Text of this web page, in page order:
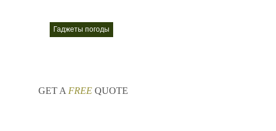
гаджеты погоды
GET A FREE QUOTE